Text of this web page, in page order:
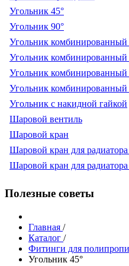
Угольник 45°
Угольник 90°
Угольник комбинированный
Угольник комбинированный
Угольник комбинированный
Угольник комбинированный
Угольник с накидной гайкой
Шаровой вентиль
Шаровой кран
Шаровой кран для
Шаровой кран для
Полезные советы
Главная /
Каталог /
Фитинги для
Угольник 45°